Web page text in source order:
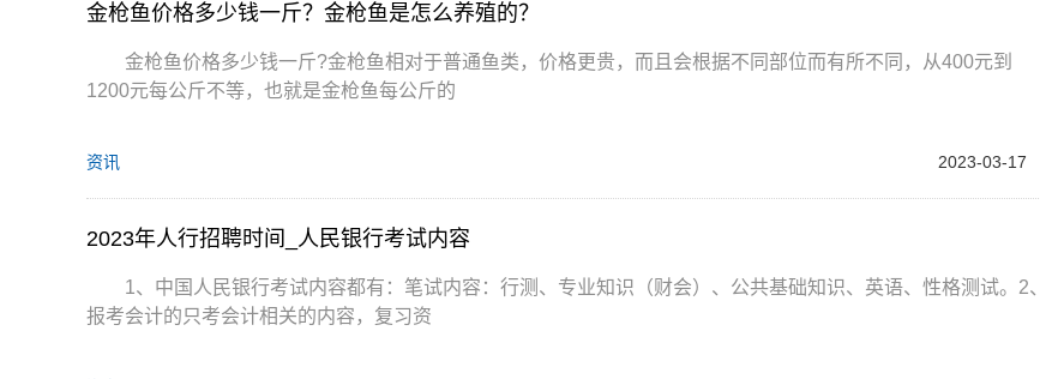
金枪鱼价格多少钱一斤？金枪鱼是怎么养殖的？
金枪鱼价格多少钱一斤?金枪鱼相对于普通鱼类，价格更贵，而且会根据不同部位而有所不同，从400元到
1200元每公斤不等，也就是金枪鱼每公斤的
资讯 2023-03-17
2023年人行招聘时间_人民银行考试内容
1、中国人民银行考试内容都有：笔试内容：行测、专业知识（财会）、公共基础知识、英语、性格测试。2、
报考会计的只考会计相关的内容，复习资